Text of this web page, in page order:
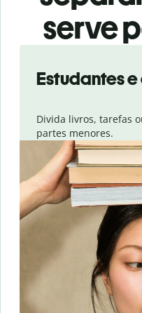
serve
Estudantes
Divida livros, tarefas
partes menores.